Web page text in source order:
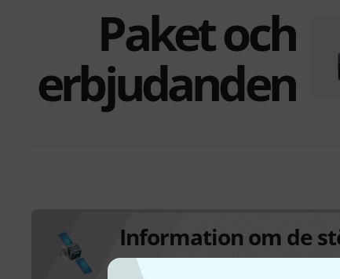
Paket och
erbjudanden
Information om de